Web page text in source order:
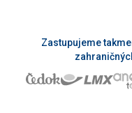
Zastupujeme